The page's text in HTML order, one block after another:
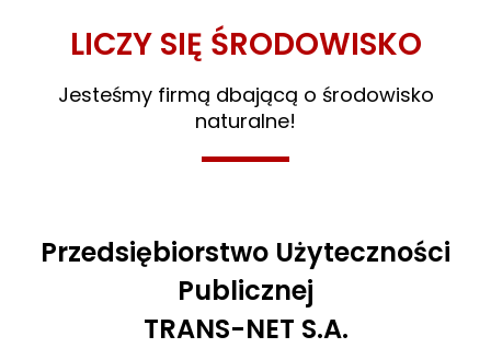
LICZY SIĘ ŚRODOWISKO
Jesteśmy firmą dbającą o środowisko
naturalne!
Przedsiębiorstwo Użyteczności
Publicznej
TRANS-NET S.A.